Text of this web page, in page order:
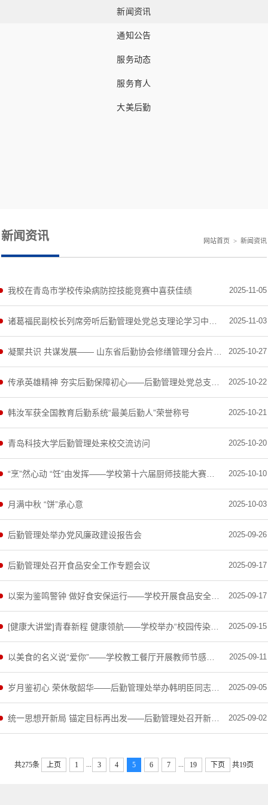
新闻资讯
通知公告
服务动态
服务育人
大美后勤
新闻资讯 网站首页 >新闻资讯
我校在青岛市学校传染病防控技能竞赛中喜获佳绩 2025-11-05
诸葛福民副校长列席旁听后勤管理处党总支理论学习中心组第15次集体学习 2025-11-03
凝聚共识 共谋发展—— 山东省后勤协会修缮管理分会片区工作会议在我校召开 2025-10-27
传承英雄精神 夯实后勤保障初心——后勤管理处党总支组织观看《志愿军：浴血和平》 2025-10-22
韩汝军获全国教育后勤系统“最美后勤人”荣誉称号 2025-10-21
青岛科技大学后勤管理处来校交流访问 2025-10-20
“烹”然心动 “饪”由发挥——学校第十六届厨师技能大赛顺利举办 2025-10-10
月满中秋 “饼”承心意 2025-10-03
后勤管理处举办党风廉政建设报告会 2025-09-26
后勤管理处召开食品安全工作专题会议 2025-09-17
以案为鉴鸣警钟 做好食安保运行——学校开展食品安全专题培训会 2025-09-17
[健康大讲堂]青春新程 健康领航——学校举办“校园传染病防控”专题讲座 2025-09-15
以美食的名义说“爱你”——学校教工餐厅开展教师节感恩回馈活动 2025-09-11
岁月鉴初心 荣休敬韶华——后勤管理处举办韩明臣同志荣休座谈会 2025-09-05
统一思想开新局 锚定目标再出发——后勤管理处召开新学期工作部署会 2025-09-02
共275条 上页 1 3 4 5 6 7 19 下页 共19页